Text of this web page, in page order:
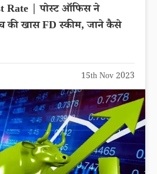
Rate | पोस्ट ऑफिस ने
की खास FD स्कीम, जाने कैसे
15th Nov 2023